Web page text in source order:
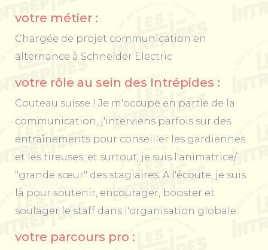
votre métier :
Chargée de projet communication en
alternance à Schneider Electric
votre rôle au sein des Intrépides :
Couteau suisse ! Je m'occupe en partie de la
communication, j'interviens parfois sur des
entraînements pour conseiller les gardiennes
et les tireuses, et surtout, je suis l'animatrice/
"grande sœur" des stagiaires. A l'écoute, je suis
là pour soutenir, encourager, booster et
soulager le staff dans l'organisation globale.
votre parcours pro :